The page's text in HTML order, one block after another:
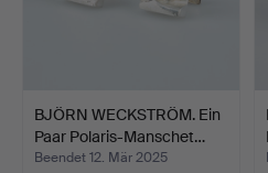
BJÖRN WECKSTRÖM. Ein
Paar Polaris-Manschet…
Beendet 12. Mär 2025